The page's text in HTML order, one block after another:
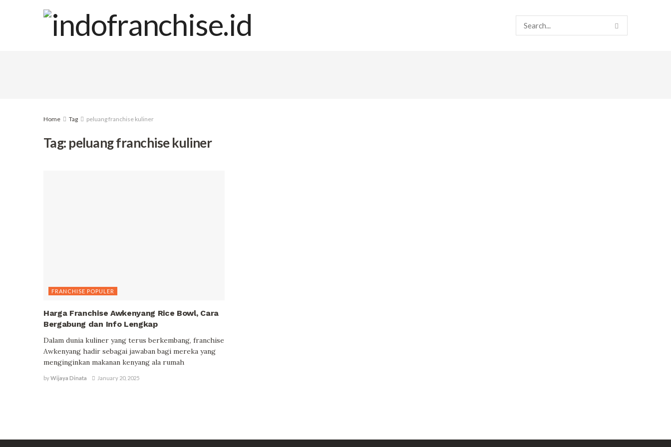
Home Tag peluang franchise kuliner
Tag: peluang franchise kuliner
FRANCHISE POPULER
Harga Franchise Awkenyang Rice Bowl, Cara
Bergabung dan Info Lengkap
Dalam dunia kuliner yang terus berkembang, franchise
Awkenyang hadir sebagai jawaban bagi mereka yang
menginginkan makanan kenyang ala rumah
byWijaya Dinata January 20, 2025